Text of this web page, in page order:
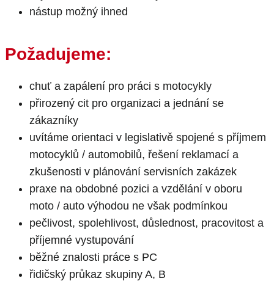
nástup možný ihned
Požadujeme:
chuť a zapálení pro práci s motocykly
přirozený cit pro organizaci a jednání se
zákazníky
uvítáme orientaci v legislativě spojené s příjmem
motocyklů / automobilů, řešení reklamací a
zkušenosti v plánování servisních zakázek
praxe na obdobné pozici a vzdělání v oboru
moto / auto výhodou ne však podmínkou
pečlivost, spolehlivost, důslednost, pracovitost a
příjemné vystupování
běžné znalosti práce s PC
řidičský průkaz skupiny A, B